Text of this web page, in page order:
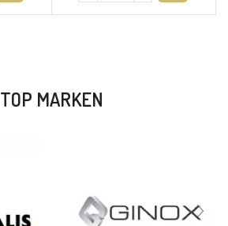
TOP MARKEN